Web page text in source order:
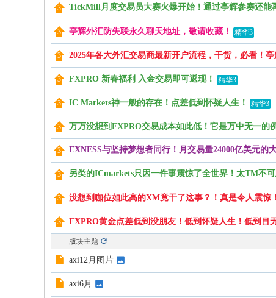
区
TickMill月度交易员大赛火爆开始！通过亭辉参赛还能
亭辉外汇防失联永久聊天地址，敬请收藏！ 精华3
2025年各大外汇交易商最新开户流程，干货，必看！
FXPRO 新春福利 入金交易即可返现！ 精华3
IC Markets神一般的存在！点差低到怀疑人生！ 精华3
万万没想到FXPRO交易成本如此低！它是万中无一的
EXNESS与坚持梦想者同行！月交易量24000亿美元的
另类的ICmarkets只因一件事震惊了全世界！太TM不可
没想到咖位如此高的XM竟干了这事？！真是令人震惊
FXPRO黄金点差低到没朋友！低到怀疑人生！低到目
版块主题
axi12月图片
axi6月